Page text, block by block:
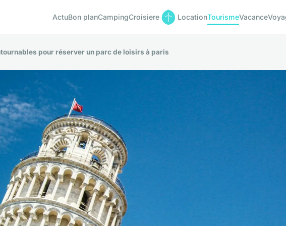
ActuBon planCampingCroisiere LocationTourismeVacance
pour réserver un parc de loisirs à paris